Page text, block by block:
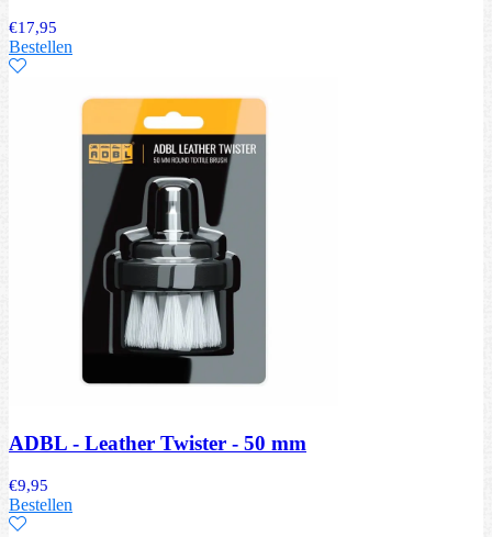
€17,95
Bestellen
ADBL - Leather Twister - 50 mm
€9,95
Bestellen